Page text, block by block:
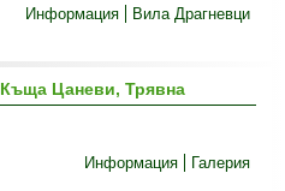
Информация
Вила Драгневци
Къща Цаневи, Трявна
Информация Галерия